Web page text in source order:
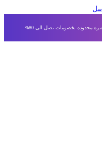
بخصومات تصل الى 80%